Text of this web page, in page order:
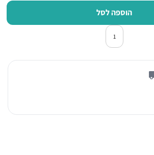
הוספה לסל
כמות של מקפיא No Frost בלומברג FNT9557W לבן